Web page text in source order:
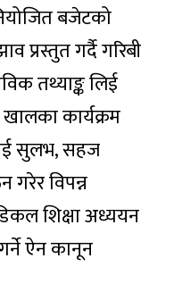
बजेटको
प्रस्तुत गर्दै गरिबी
तथ्याङ्क लिई
कार्यक्रम
सुलभ, सहज
विपन्न
शिक्षा अध्ययन
ऐन कानून